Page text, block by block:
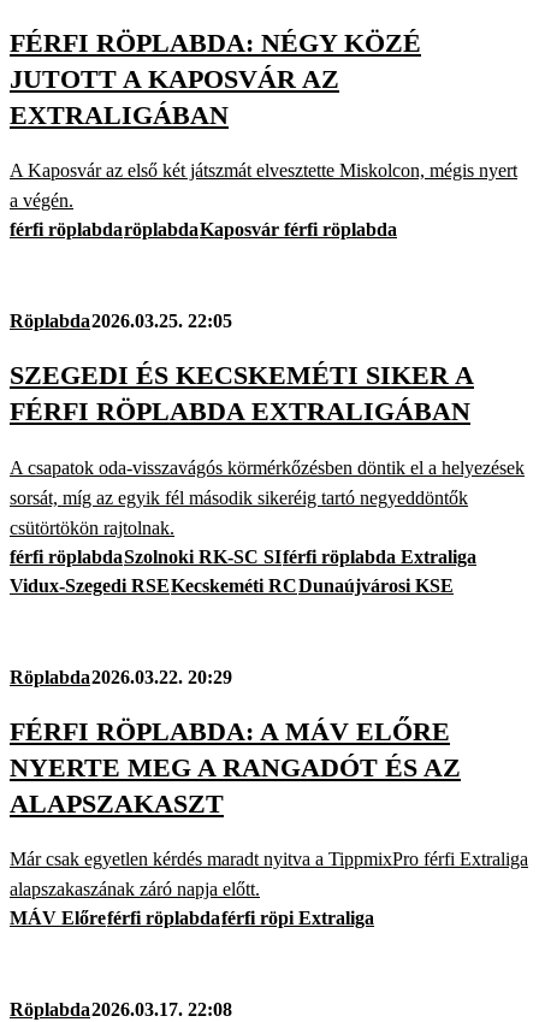
FÉRFI RÖPLABDA: NÉGY KÖZÉ
JUTOTT A KAPOSVÁR AZ
EXTRALIGÁBAN
A Kaposvár az első két játszmát elvesztette Miskolcon, mégis nyert
a végén.
férfi röplabdaröplabdaKaposvár férfi röplabda
Röplabda2026.03.25. 22:05
SZEGEDI ÉS KECSKEMÉTI SIKER A
FÉRFI RÖPLABDA EXTRALIGÁBAN
A csapatok oda-visszavágós körmérkőzésben döntik el a helyezések
sorsát, míg az egyik fél második sikeréig tartó negyeddöntők
csütörtökön rajtolnak.
férfi röplabdaSzolnoki RK-SC SIférfi röplabda Extraliga
Vidux-Szegedi RSEKecskeméti RCDunaújvárosi KSE
Röplabda2026.03.22. 20:29
FÉRFI RÖPLABDA: A MÁV ELŐRE
NYERTE MEG A RANGADÓT ÉS AZ
ALAPSZAKASZT
Már csak egyetlen kérdés maradt nyitva a TippmixPro férfi Extraliga
alapszakaszának záró napja előtt.
MÁV Előreférfi röplabdaférfi röpi Extraliga
Röplabda2026.03.17. 22:08